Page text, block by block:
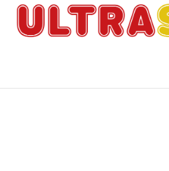
Inicio Drone DJI Avata